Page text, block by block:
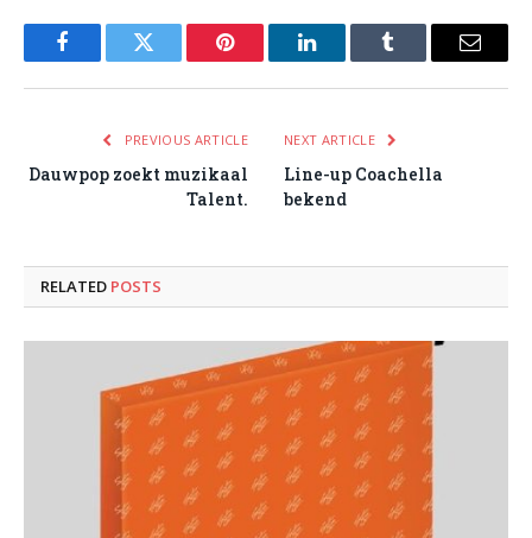
FacebookTwitter Pinterest LinkedInTumblr Email
PREVIOUS ARTICLE
Dauwpop zoekt muzikaal
Talent.
NEXT ARTICLE
Line-up Coachella
bekend
RELATED POSTS